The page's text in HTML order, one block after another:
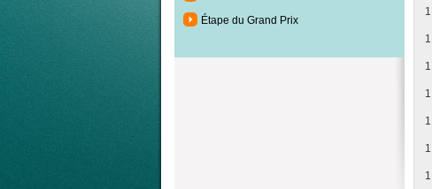
Étape du Grand Prix